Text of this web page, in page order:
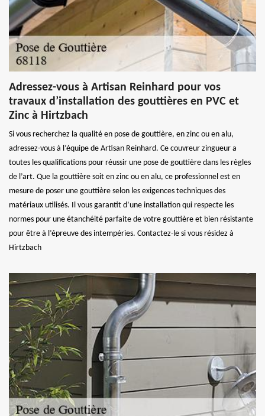
Adressez-vous à Artisan Reinhard pour vos
travaux d’installation des gouttières en PVC et
Zinc à Hirtzbach
Si vous recherchez la qualité en pose de gouttière, en zinc ou en alu,
adressez-vous à l’équipe de Artisan Reinhard. Ce couvreur zingueur a
toutes les qualifications pour réussir une pose de gouttière dans les règles
de l’art. Que la gouttière soit en zinc ou en alu, ce professionnel est en
mesure de poser une gouttière selon les exigences techniques des
matériaux utilisés. Il vous garantit d’une installation qui respecte les
normes pour une étanchéité parfaite de votre gouttière et bien résistante
pour être à l’épreuve des intempéries. Contactez-le si vous résidez à
Hirtzbach